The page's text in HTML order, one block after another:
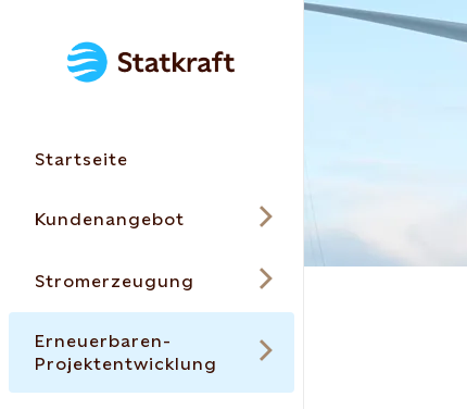
Startseite
Kundenangebot
Stromerzeugung
Erneuerbaren-
Projektentwicklung